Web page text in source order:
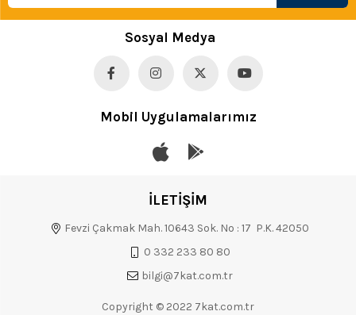
Sosyal Medya
Mobil Uygulamalarımız
İLETİŞİM
Fevzi Çakmak Mah. 10643 Sok. No : 17 P.K. 42050
0 332 233 80 80
bilgi@7kat.com.tr
Copyright © 2022 7kat.com.tr